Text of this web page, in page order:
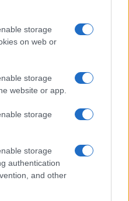
storage
on web or
storage
website or app.
storage
storage
authentication
and other
$1,920.03
$2,030.62